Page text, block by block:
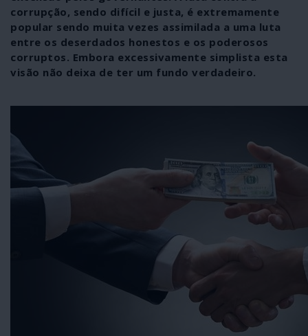
corrupção, sendo difícil e justa, é extremamente
popular sendo muita vezes assimilada a uma luta
entre os deserdados honestos e os poderosos
corruptos. Embora excessivamente simplista esta
visão não deixa de ter um fundo verdadeiro.